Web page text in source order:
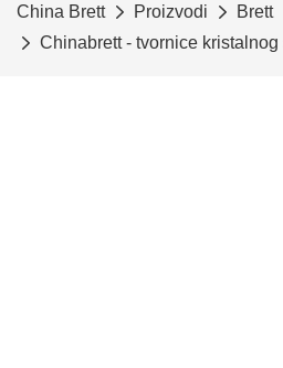
China Brett Proizvodi Brett
Chinabrett - tvornice